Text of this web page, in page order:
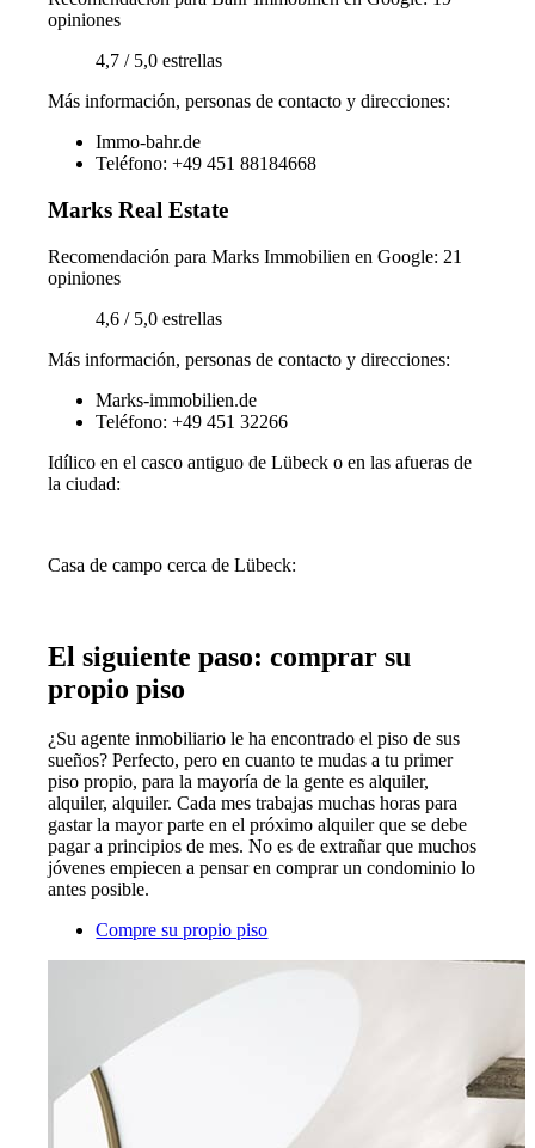
opiniones
4,7 / 5,0 estrellas
Más información, personas de contacto y direcciones:
Immo-bahr.de
Teléfono: +49 451 88184668
Marks Real Estate
Recomendación para Marks Immobilien en Google: 21
opiniones
4,6 / 5,0 estrellas
Más información, personas de contacto y direcciones:
Marks-immobilien.de
Teléfono: +49 451 32266
Idílico en el casco antiguo de Lübeck o en las afueras de
la ciudad:
Casa de campo cerca de Lübeck:
El siguiente paso: comprar su
propio piso
¿Su agente inmobiliario le ha encontrado el piso de sus
sueños? Perfecto, pero en cuanto te mudas a tu primer
piso propio, para la mayoría de la gente es alquiler,
alquiler, alquiler. Cada mes trabajas muchas horas para
gastar la mayor parte en el próximo alquiler que se debe
pagar a principios de mes. No es de extrañar que muchos
jóvenes empiecen a pensar en comprar un condominio lo
antes posible.
Compre su propio piso